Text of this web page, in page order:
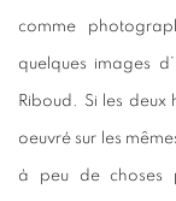
comme
quelques images
Riboud. Si les deux
oeuvré sur les
à peu de choses